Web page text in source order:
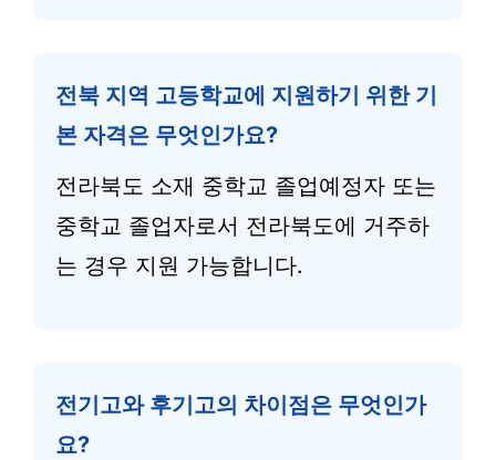
전북 지역 고등학교에 지원하기 위한 기
본 자격은 무엇인가요?
전라북도 소재 중학교 졸업예정자 또는
중학교 졸업자로서 전라북도에 거주하
는 경우 지원 가능합니다.
전기고와 후기고의 차이점은 무엇인가
요?